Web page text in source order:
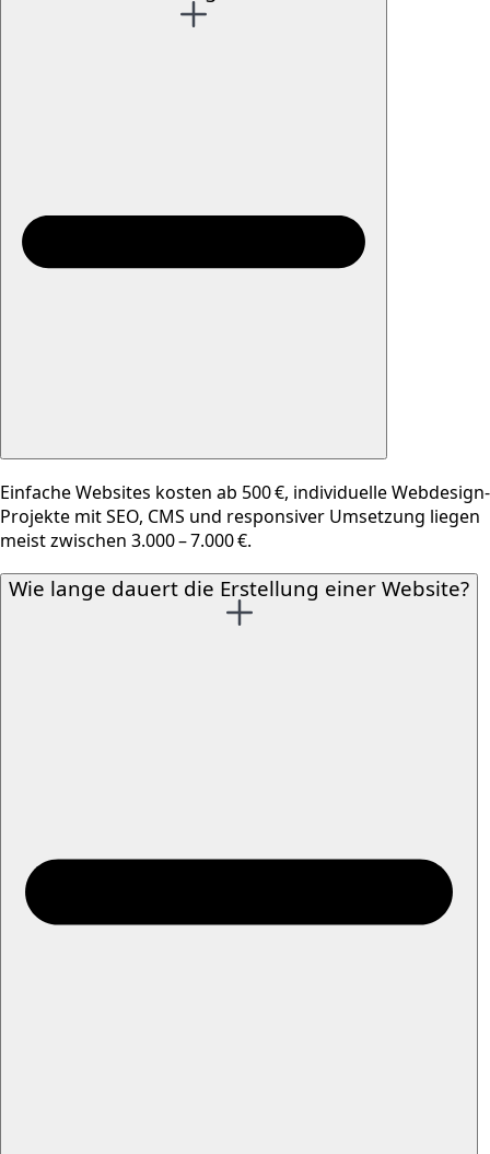
Einfache Websites kosten ab 500 €, individuelle Webdesign-
Projekte mit SEO, CMS und responsiver Umsetzung liegen
meist zwischen 3.000 – 7.000 €.
Wie lange dauert die Erstellung einer Website?